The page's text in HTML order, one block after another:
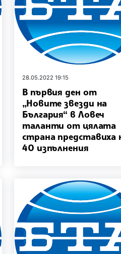
28.05.2022 19:15
В първия ден от
„Новите звезди на
България“ в Ловеч
таланти от цялата
страна представиха
40 изпълнения